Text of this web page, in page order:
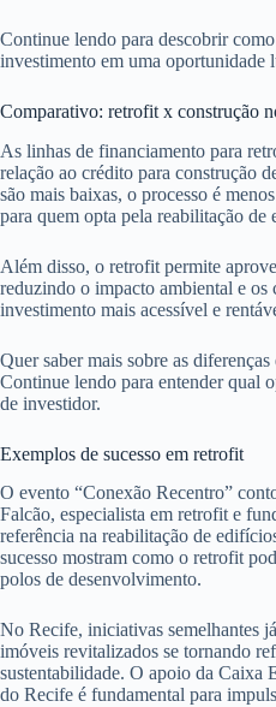
Continue lendo para descobrir
investimento em uma oportunidade
Comparativo: retrofit x construção
As linhas de financiamento para
relação ao crédito para construção
são mais baixas, o processo é
para quem opta pela reabilitação de
Além disso, o retrofit permite
reduzindo o impacto ambiental e os
investimento mais acessível e
Quer saber mais sobre as
Continue lendo para entender qual
de investidor.
Exemplos de sucesso em retrofit
O evento “Conexão Recentro”
Falcão, especialista em retrofit e
referência na reabilitação de
sucesso mostram como o retrofit
polos de desenvolvimento.
No Recife, iniciativas semelhantes
imóveis revitalizados se tornando
sustentabilidade. O apoio da Caixa
do Recife é fundamental para